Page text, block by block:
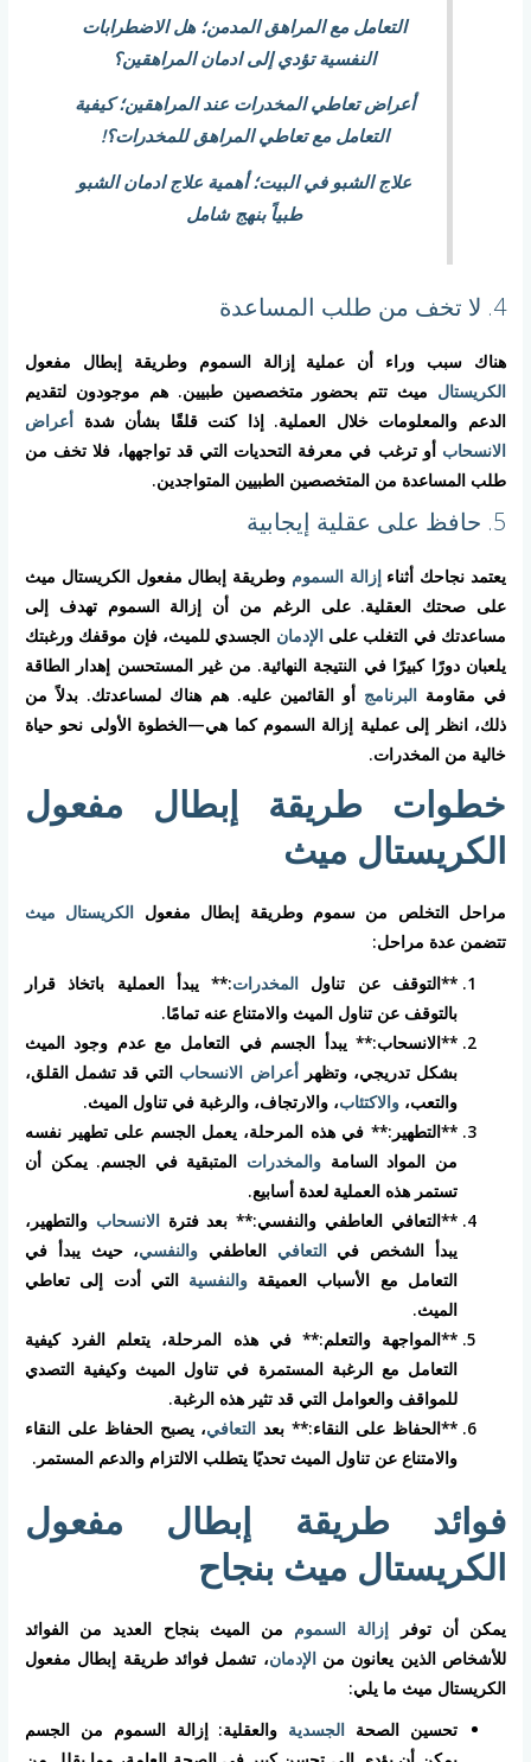
التعامل مع المراهق المدمن؛ هل الاضطرابات
النفسية تؤدي إلى ادمان المراهقين؟
أعراض تعاطي المخدرات عند المراهقين؛ كيفية
التعامل مع تعاطي المراهق للمخدرات؟!
علاج الشبو في البيت؛ أهمية علاج ادمان الشبو
طبياً بنهج شامل
4. لا تخف من طلب المساعدة
هناك سبب وراء أن عملية إزالة السموم وطريقة إبطال مفعول
الكريستال ميث تتم بحضور متخصصين طبيين. هم موجودون لتقديم
الدعم والمعلومات خلال العملية. إذا كنت قلقًا بشأن شدة أعراض
الانسحاب أو ترغب في معرفة التحديات التي قد تواجهها، فلا تخف من
طلب المساعدة من المتخصصين الطبيين المتواجدين.
5. حافظ على عقلية إيجابية
يعتمد نجاحك أثناءإزالة السموم وطريقة إبطال مفعول الكريستال ميث
على صحتك العقلية. على الرغم من أن إزالة السموم تهدف إلى
مساعدتك في التغلب علىالإدمان الجسدي للميث، فإن موقفك ورغبتك
يلعبان دورًا كبيرًا في النتيجة النهائية. من غير المستحسن إهدار الطاقة
في مقاومةالبرنامج أو القائمين عليه. هم هناك لمساعدتك. بدلاً من
ذلك، انظر إلى عملية إزالة السموم كما هي—الخطوة الأولى نحو حياة
خالية من المخدرات.
خطوات طريقة إبطال مفعول
الكريستال ميث
مراحل التخلص من سموم وطريقة إبطال مفعول الكريستال ميث
تتضمن عدة مراحل:
**التوقف عن تناول المخدرات:** يبدأ العملية باتخاذ قرار
بالتوقف عن تناول الميث والامتناع عنه تمامًا.
**الانسحاب:** يبدأ الجسم في التعامل مع عدم وجود الميث
بشكل تدريجي، وتظهرأعراض الانسحاب التي قد تشمل القلق،
والتعب،والاكتئاب، والارتجاف، والرغبة في تناول الميث.
**التطهير:** في هذه المرحلة، يعمل الجسم على تطهير نفسه
من المواد السامة والمخدرات المتبقية في الجسم. يمكن أن
تستمر هذه العملية لعدة أسابيع.
**التعافي العاطفي والنفسي:** بعد فترةالانسحاب والتطهير،
يبدأ الشخص فيالتعافي العاطفي والنفسي، حيث يبدأ في
التعامل مع الأسباب العميقةوالنفسية التي أدت إلى تعاطي
الميث.
**المواجهة والتعلم:** في هذه المرحلة، يتعلم الفرد كيفية
التعامل مع الرغبة المستمرة في تناول الميث وكيفية التصدي
للمواقف والعوامل التي قد تثير هذه الرغبة.
**الحفاظ على النقاء:** بعد التعافي، يصبح الحفاظ على النقاء
والامتناع عن تناول الميث تحديًا يتطلب الالتزام والدعم المستمر.
فوائد طريقة إبطال مفعول
الكريستال ميث بنجاح
يمكن أن توفر إزالة السموم من الميث بنجاح العديد من الفوائد
للأشخاص الذين يعانون منالإدمان، تشمل فوائد طريقة إبطال مفعول
الكريستال ميث ما يلي:
تحسين الصحة الجسدية والعقلية: إزالة السموم من الجسم